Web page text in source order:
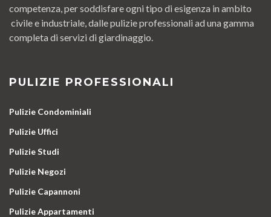
competenza, per soddisfare ogni tipo di esigenza in ambito
civile e industriale, dalle pulizie professionali ad una gamma
completa di servizi di giardinaggio.
PULIZIE PROFESSIONALI
Pulizie Condominiali
Pulizie Uffici
Pulizie Studi
Pulizie Negozi
Pulizie Capannoni
Pulizie Appartamenti